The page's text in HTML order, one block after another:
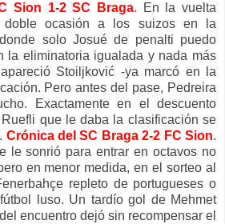
Sion 1-2 SC Braga. En la vuelta
doble ocasión a los suizos en la
solo Josué de penalti puedo
la eliminatoria igualada y nada más
Stoiljković -ya marcó en la
Pero antes del pase, Pedreira
Exactamente en el descuento
que le daba la clasificación se
Crónica del SC Braga 2-2 FC Sion.
le sonrió para entrar en octavos no
en menor medida, en el sorteo al
repleto de portugueses o
luso. Un tardío gol de Mehmet
encuentro dejó sin recompensar el